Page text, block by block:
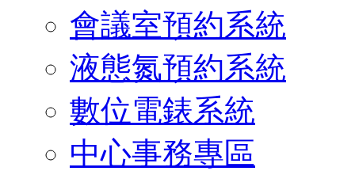
會議室預約系統
液態氮預約系統
數位電錶系統
中心事務專區